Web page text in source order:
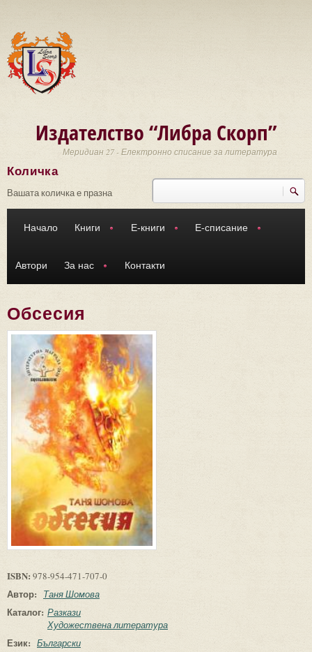
Издателство “Либра Скорп”
Меридиан 27 - Електронно списание за литература
Търси
Количка
Вашата количка е празна
Начало Книги Е-книги Е-списание
Автори За нас Контакти
Обсесия
ISBN: 978-954-471-707-0
Автор: Таня Шомова
Каталог: Разкази
Художествена литература
Език: Български